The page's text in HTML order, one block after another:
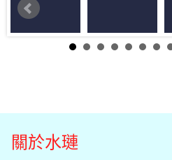
關於水璉